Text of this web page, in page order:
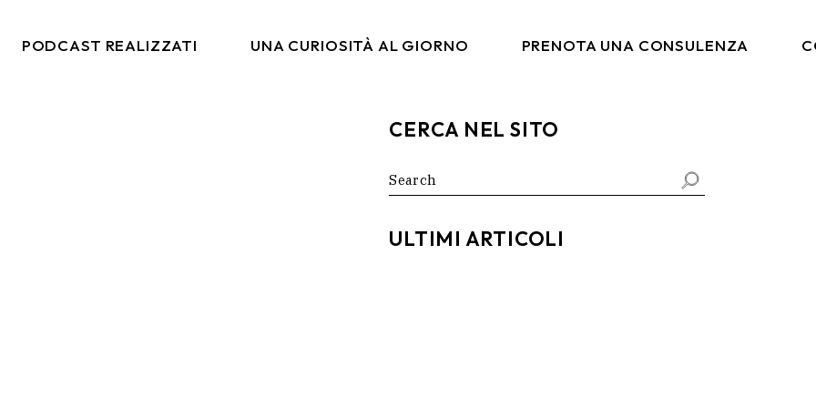
PODCAST REALIZZATI UNA CURIOSITÀ AL GIORNO PRENOTA UNA CONSULENZA
CERCA NEL SITO
Search
for:
ULTIMI ARTICOLI